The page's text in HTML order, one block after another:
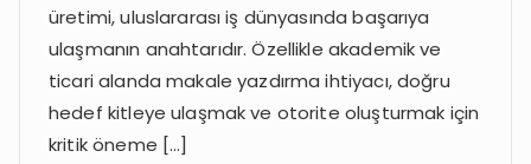
üretimi, uluslararası iş dünyasında başarıya
ulaşmanın anahtarıdır. Özellikle akademik ve
ticari alanda makale yazdırma ihtiyacı, doğru
hedef kitleye ulaşmak ve otorite oluşturmak için
kritik öneme […]